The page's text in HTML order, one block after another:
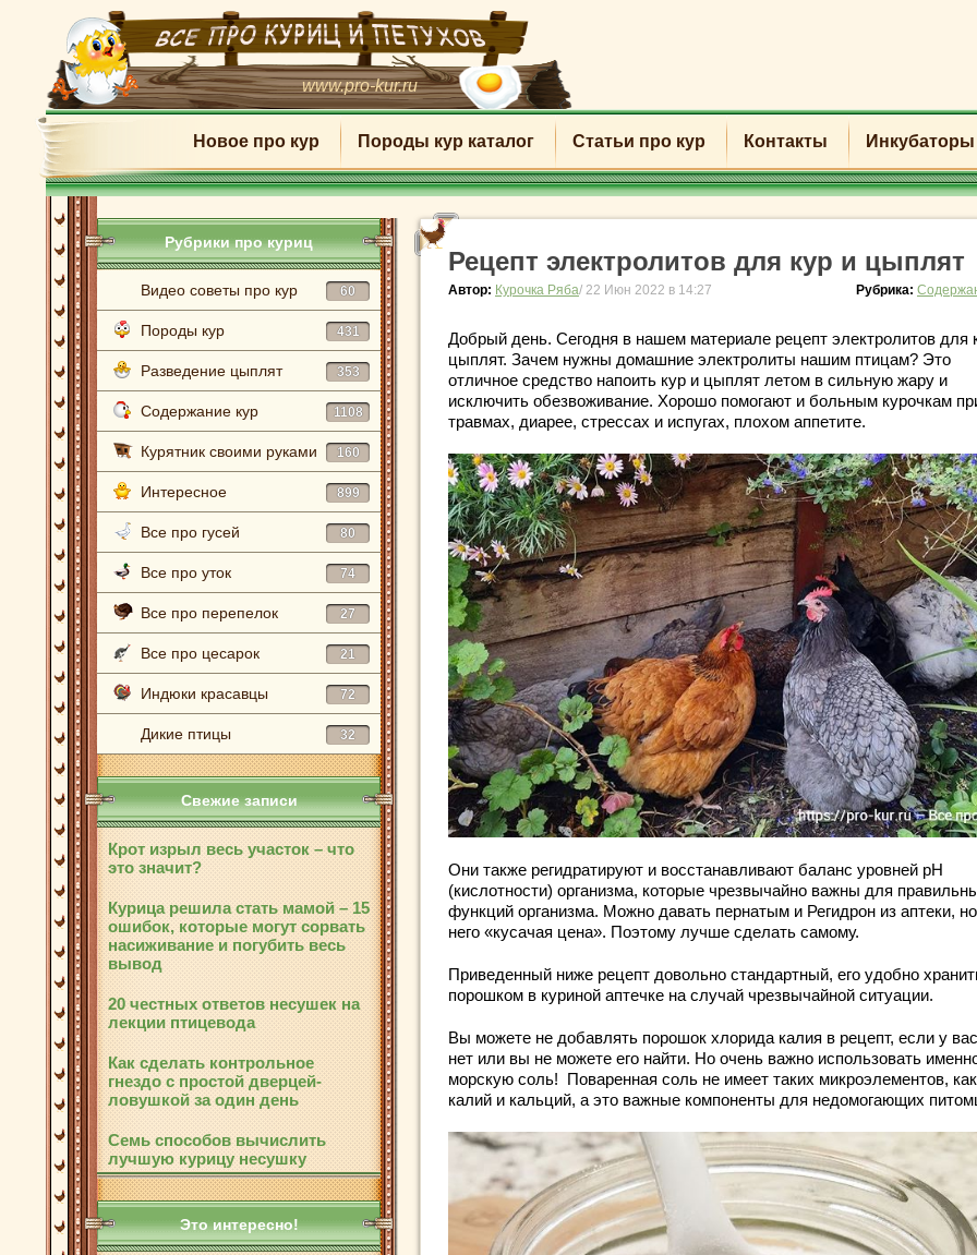
www.pro-kur.ru
Новое про кур Породы кур каталог Статьи про кур Контакты Инкубаторы
Рубрики про куриц
Видео советы про кур 60
Породы кур 431
Разведение цыплят 353
Содержание кур 1108
Курятник своими руками 160
Интересное 899
Все про гусей 80
Все про уток 74
Все про перепелок 27
Все про цесарок 21
Индюки красавцы 72
Дикие птицы 32
Свежие записи
Крот изрыл весь участок – что
это значит?
Курица решила стать мамой – 15
ошибок, которые могут сорвать
насиживание и погубить весь
вывод
20 честных ответов несушек на
лекции птицевода
Как сделать контрольное
гнездо с простой дверцей-
ловушкой за один день
Семь способов вычислить
лучшую курицу несушку
Это интересно!
Рецепт электролитов для кур и цыплят
Автор: Курочка Ряба/ 22 Июн 2022 в 14:27 Рубрика:
Добрый день. Сегодня в нашем материале рецепт электролитов для
цыплят. Зачем нужны домашние электролиты нашим птицам? Это
отличное средство напоить кур и цыплят летом в сильную жару и
исключить обезвоживание. Хорошо помогают и больным курочкам
травмах, диарее, стрессах и испугах, плохом аппетите.
Они также регидратируют и восстанавливают баланс уровней рН
(кислотности) организма, которые чрезвычайно важны для
функций организма. Можно давать пернатым и Регидрон из аптеки,
него «кусачая цена». Поэтому лучше сделать самому.
Приведенный ниже рецепт довольно стандартный, его удобно
порошком в куриной аптечке на случай чрезвычайной ситуации.
Вы можете не добавлять порошок хлорида калия в рецепт, если у
нет или вы не можете его найти. Но очень важно использовать
морскую соль! Поваренная соль не имеет таких микроэлементов, как
калий и кальций, а это важные компоненты для недомогающих